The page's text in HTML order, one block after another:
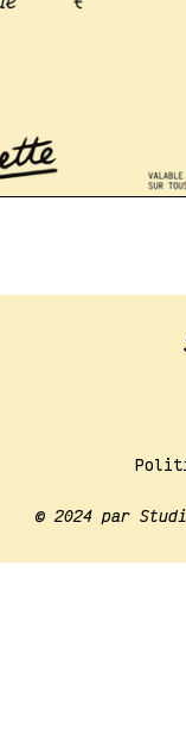
​© 2024 par